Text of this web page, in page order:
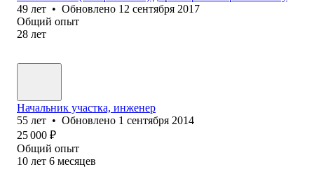
49 лет • Обновлено 12 сентября 2017
Общий опыт
28 лет
Начальник участка, инженер
55 лет • Обновлено 1 сентября 2014
25 000 ₽
Общий опыт
10 лет 6 месяцев